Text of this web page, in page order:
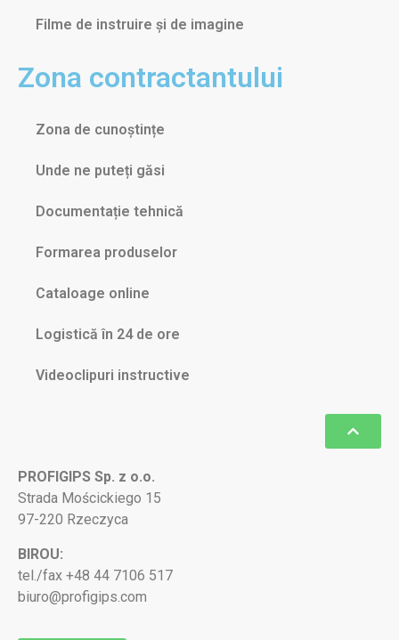
Filme de instruire și de imagine
Zona contractantului
Zona de cunoștințe
Unde ne puteți găsi
Documentație tehnică
Formarea produselor
Cataloage online
Logistică în 24 de ore
Videoclipuri instructive
PROFIGIPS Sp. z o.o.
Strada Mościckiego 15
97-220 Rzeczyca
BIROU:
tel./fax +48 44 7106 517
biuro@profigips.com